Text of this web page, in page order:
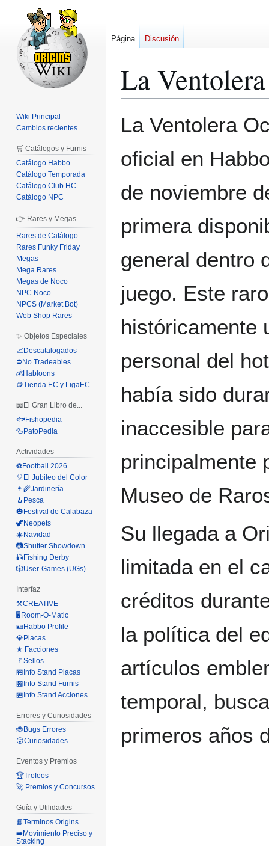
La
navegación
búsqueda
La Ventolera
oficial en
de noviembre
primera
general dentro
juego. Este
históricamente
personal del
había sido
inaccesible
principalmente
Museo de
Su llegada a
limitada en el
créditos
la política del
artículos
temporal,
primeros años
Página Discusión
Wiki Principal
Cambios recientes
🛒 Catálogos y Furnis
Catálogo Habbo
Catálogo Temporada
Catálogo Club HC
Catálogo NPC
👉 Rares y Megas
Rares de Catálogo
Rares Funky Friday
Megas
Mega Rares
Megas de Noco
NPC Noco
NPCS (Market Bot)
Web Shop Rares
✨ Objetos Especiales
📈Descatalogados
⛔No Tradeables
💰Habloons
🪙Tienda EC y LigaEC
📖El Gran Libro de...
🐟Fishopedia
🦆PatoPedia
Actividades
⚽Football 2026
🎈El Jubileo del Color
👨‍🌾Jardinería
🪝Pesca
🎃Festival de Calabaza
🦖Neopets
🎄Navidad
📷Shutter Showdown
🎣Fishing Derby
🎲User-Games (UGs)
Interfaz
⚒️CREATIVE
🖥️Room-O-Matic
🪪Habbo Profile
💎Placas
★ Facciones
🚩Sellos
🏪Info Stand Placas
🏪Info Stand Furnis
🏪Info Stand Acciones
Errores y Curiosidades
🐞Bugs Errores
😮Curiosidades
Eventos y Premios
🏆Trofeos
🚀 Premios y Concursos
Guía y Utilidades
📙Terminos Origins
➡️Movimiento Preciso y
Stacking